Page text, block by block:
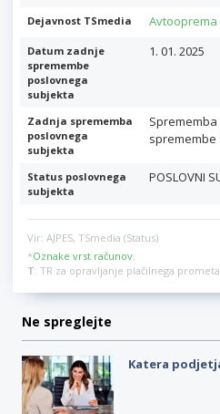
Dejavnost TSmedia Avtooprema
Datum zadnje
spremembe
poslovnega
subjekta
1. 01. 2025
Zadnja sprememba
poslovnega
subjekta
spremembe
Status poslovnega
subjekta
POSLOVNI
Vir: AJPES, TSmedia (Status)
*Oznake vrst računov:
T: TR za opravljanje plačilnega prometa
Ne spreglejte
Katera